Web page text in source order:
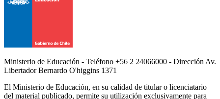
Ministerio de Educación - Teléfono +56 2 24066000 - Dirección Av.
Libertador Bernardo O'higgins 1371
El Ministerio de Educación, en su calidad de titular o licenciatario
del material publicado, permite su utilización exclusivamente para